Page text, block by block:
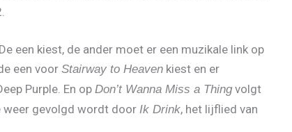
een kiest, de ander moet er een muzikale link op
een voor Stairway to Heavenkiest en er
Purple. En op Don’t Wanna Miss a Thingvolgt
weer gevolgd wordt door Ik Drink, het lijflied van